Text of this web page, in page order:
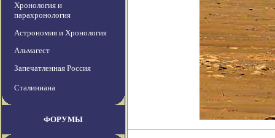
Хронология и
парахронология
Астрономия и Хронология
Альмагест
Запечатленная Россия
Сталиниана
ФОРУМЫ